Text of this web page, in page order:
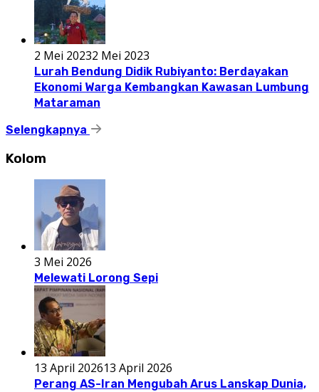
2 Mei 20232 Mei 2023
Lurah Bendung Didik Rubiyanto: Berdayakan
Ekonomi Warga Kembangkan Kawasan Lumbung
Mataraman
Selengkapnya
Kolom
3 Mei 2026
Melewati Lorong Sepi
13 April 202613 April 2026
Perang AS-Iran Mengubah Arus Lanskap Dunia,